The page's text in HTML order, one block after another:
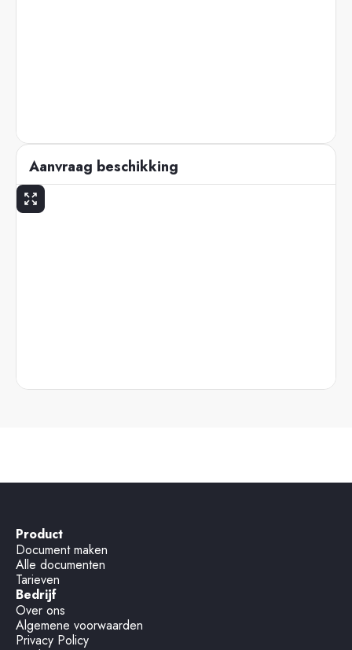
Aanvraag beschikking
Product
Document maken
Alle documenten
Tarieven
Bedrijf
Over ons
Algemene voorwaarden
Privacy Policy